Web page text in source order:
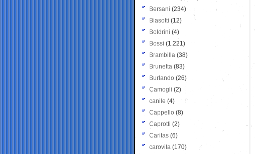
Bersani (234)
Biasotti (12)
Boldrini (4)
Bossi (1.221)
Brambilla (38)
Brunetta (83)
Burlando (26)
Camogli (2)
canile (4)
Cappello (8)
Caprotti (2)
Caritas (6)
carovita (170)